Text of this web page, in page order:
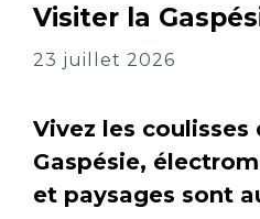
Visiter la
23 juillet 2026
Vivez les coulisses
Gaspésie,
et paysages sont